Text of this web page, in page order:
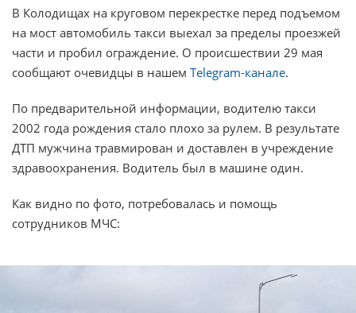
В Колодищах на круговом перекрестке перед подъемом
на мост автомобиль такси выехал за пределы проезжей
части и пробил ограждение. О происшествии 29 мая
сообщают очевидцы в нашем Telegram-канале.
По предварительной информации, водителю такси
2002 года рождения стало плохо за рулем. В результате
ДТП мужчина травмирован и доставлен в учреждение
здравоохранения. Водитель был в машине один.
Как видно по фото, потребовалась и помощь
сотрудников МЧС: